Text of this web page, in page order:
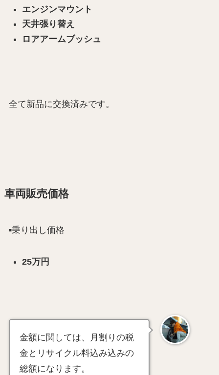
エンジンマウント
天井張り替え
ロアアームブッシュ
全て新品に交換済みです。
車両販売価格
▪️乗り出し価格
25万円
金額に関しては、月割りの税
金とリサイクル料込み込みの
総額になります。